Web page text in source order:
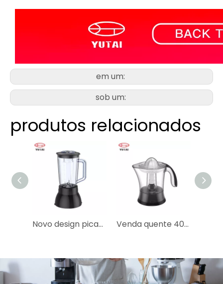
em um:
sob um:
produtos relacionados
Novo design picador elétrico de alimentos secos de produto comestível para bebê Venda quente 40w espremedor de plástico elétrico para frutas